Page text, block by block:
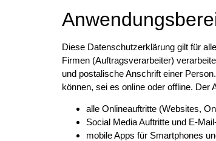
Diese Datenschutzerklärung gilt für
Firmen (Auftragsverarbeiter)
und postalische Anschrift einer
können, sei es online oder offline.
alle Onlineauftritte (Websites,
Social Media Auftritte und E-
mobile Apps für Smartphones